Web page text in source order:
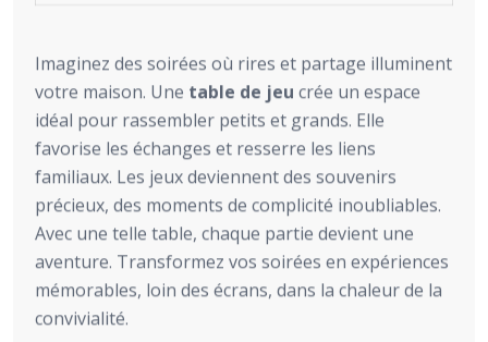
Imaginez des soirées où rires et partage illuminent
votre maison. Une table de jeu crée un espace
idéal pour rassembler petits et grands. Elle
favorise les échanges et resserre les liens
familiaux. Les jeux deviennent des souvenirs
précieux, des moments de complicité inoubliables.
Avec une telle table, chaque partie devient une
aventure. Transformez vos soirées en expériences
mémorables, loin des écrans, dans la chaleur de la
convivialité.